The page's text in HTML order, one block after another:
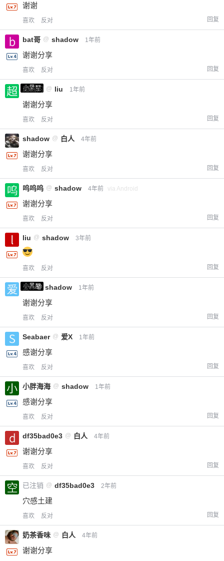
谢谢
喜欢 反对 回复
bat哥 @ shadow 1年前
谢谢分享
喜欢 反对 回复
小黑屋
超凶的 @ liu 1年前
谢谢分享
喜欢 反对 回复
shadow @ 白人 4年前
谢谢分享
喜欢 反对 回复
呜呜呜 @ shadow 4年前 via Android
谢谢分享
喜欢 反对 回复
liu @ shadow 3年前
喜欢 反对 回复
小黑屋
爱X @ shadow 1年前
谢谢分享
喜欢 反对 回复
Seabaer @ 爱X 1年前
感谢分享
喜欢 反对 回复
小胖海海 @ shadow 1年前
感谢分享
喜欢 反对 回复
df35bad0e3 @ 白人 4年前
谢谢分享
喜欢 反对 回复
已注销 @ df35bad0e3 2年前
穴感土建
喜欢 反对 回复
奶茶香味 @ 白人 4年前
谢谢分享